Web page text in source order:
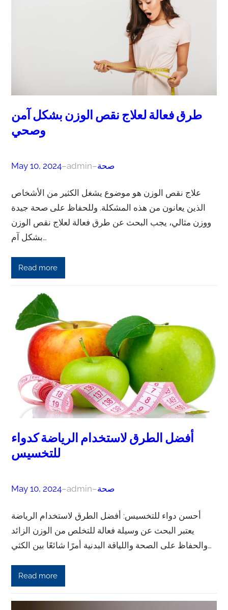
طرق فعالة لعلاج نقص الوزن بشكل آمن
وصحي
May 10, 2024–admin–صحة
علاج نقص الوزن هو موضوع يشغل الكثير من الأشخاص
الذين يعانون من هذه المشكلة. وللحفاظ على صحة جيدة
ووزن مثالي، يجب البحث عن طرق فعالة لعلاج نقص الوزن
بشكل آم…
Read more
أفضل الطرق لاستخدام الرياضة كدواء
للتخسيس
May 10, 2024–admin–صحة
أحسن دواء للتخسيس: أفضل الطرق لاستخدام الرياضة
يعتبر البحث عن وسيلة فعالة للتخلص من الوزن الزائد
والحفاظ على الصحة واللياقة البدنية أمرًا شائعًا بين الكثي…
Read more